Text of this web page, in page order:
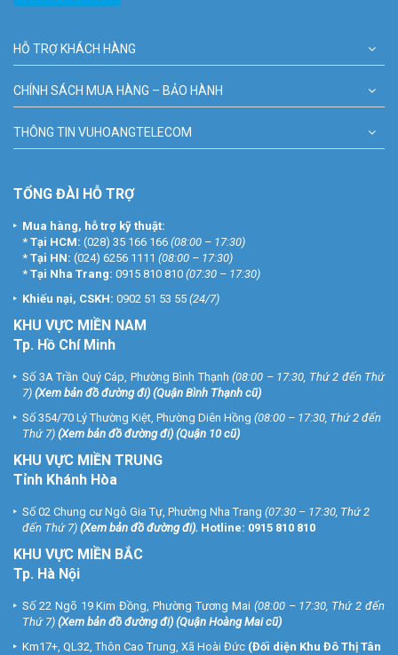
HỖ TRỢ KHÁCH HÀNG
CHÍNH SÁCH MUA HÀNG – BẢO HÀNH
THÔNG TIN VUHOANGTELECOM
TỔNG ĐÀI HỖ TRỢ
Mua hàng, hỗ trợ kỹ thuật:
* Tại HCM: (028) 35 166 166 (08:00 – 17:30)
* Tại HN: (024) 6256 1111 (08:00 – 17:30)
* Tại Nha Trang: 0915 810 810 (07:30 – 17:30)
Khiếu nại, CSKH: 0902 51 53 55 (24/7)
KHU VỰC MIỀN NAM
Tp. Hồ Chí Minh
Số 3A Trần Quý Cáp, Phường Bình Thạnh (08:00 – 17:30, Thứ 2 đến Thứ
7) (Xem bản đồ đường đi) (Quận Bình Thạnh cũ)
Số 354/70 Lý Thường Kiệt, Phường Diên Hồng (08:00 – 17:30, Thứ 2 đến
Thứ 7) (Xem bản đồ đường đi) (Quận 10 cũ)
KHU VỰC MIỀN TRUNG
Tỉnh Khánh Hòa
Số 02 Chung cư Ngô Gia Tự, Phường Nha Trang (07:30 – 17:30, Thứ 2
đến Thứ 7) (Xem bản đồ đường đi). Hotline: 0915 810 810
KHU VỰC MIỀN BẮC
Tp. Hà Nội
Số 22 Ngõ 19 Kim Đồng, Phường Tương Mai (08:00 – 17:30, Thứ 2 đến
Thứ 7) (Xem bản đồ đường đi) (Quận Hoàng Mai cũ)
Km17+, QL32, Thôn Cao Trung, Xã Hoài Đức (Đối diện Khu Đô Thị Tân